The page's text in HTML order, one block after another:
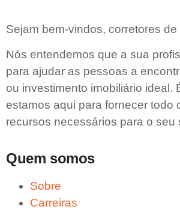
Sejam bem-vindos, corretores de
Nós entendemos que a sua
para ajudar as pessoas a
ou investimento imobiliário ideal.
estamos aqui para fornecer todo
recursos necessários para o seu
Quem somos
Sobre
Carreiras